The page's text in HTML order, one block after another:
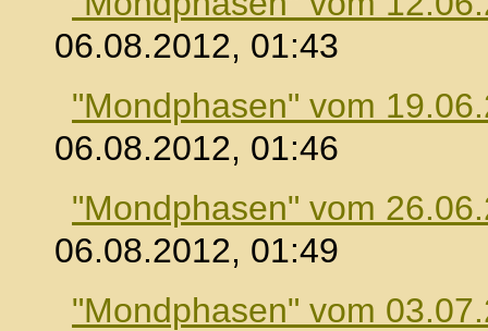
06.08.2012, 01:43
"Mondphasen" vom
06.08.2012, 01:46
"Mondphasen" vom
06.08.2012, 01:49
"Mondphasen" vom